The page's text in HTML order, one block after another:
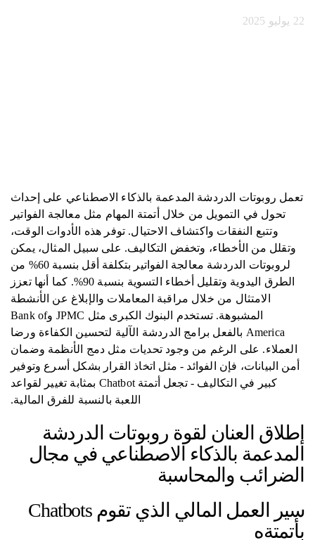
22 يوليو 2025
تعمل روبوتات الدردشة المدعمة بالذكاء الاصطناعي على إحداث
تحول في التمويل من خلال أتمتة المهام مثل معالجة الفواتير
وتتبع النفقات واكتشاف الاحتيال. توفر هذه الأدوات الوقت،
وتقلل من الأخطاء، وتخفض التكاليف. على سبيل المثال، يمكن
لروبوتات الدردشة معالجة الفواتير بتكلفة أقل بنسبة 60% من
الطرق اليدوية وتقليل أخطاء التسوية بنسبة 90%. كما أنها تعزز
الامتثال من خلال مراقبة المعاملات والإبلاغ عن الأنشطة
المشبوهة. تستخدم البنوك الكبرى مثل JPMC وBank of
America بالفعل برامج الدردشة الآلية لتحسين الكفاءة ورضا
العملاء. على الرغم من وجود تحديات مثل دمج الأنظمة وضمان
أمن البيانات، فإن الفوائد - مثل اتخاذ القرار بشكل أسرع وتوفير
كبير في التكاليف - تجعل أتمتة Chatbot بمثابة تغيير لقواعد
اللعبة بالنسبة للفرق المالية.
إطلاق العنان لقوة روبوتات الدردشة
المدعمة بالذكاء الاصطناعي في مجال
الضرائب والمحاسبة
سير العمل المالي الذي تقوم Chatbots
بأتمتةه